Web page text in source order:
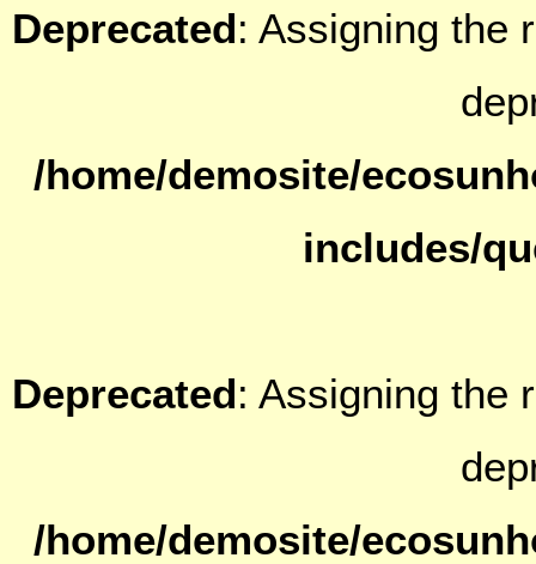
Deprecated: Assigning the
/home/demosite/
includes/
Deprecated: Assigning the
/home/demosite/